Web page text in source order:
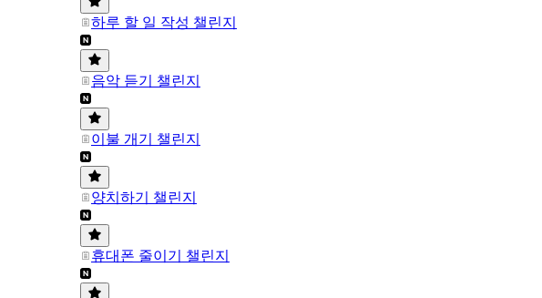
하루 할 일 작성 챌린지
음악 듣기 챌린지
이불 개기 챌린지
양치하기 챌린지
휴대폰 줄이기 챌린지